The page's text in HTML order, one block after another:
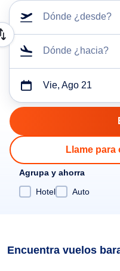
Dónde ¿desde?
Dónde ¿hacia?
Vie, Ago 21
Llame
Agrupa y ahorra
Hotel
Auto
Encuentra vuelos